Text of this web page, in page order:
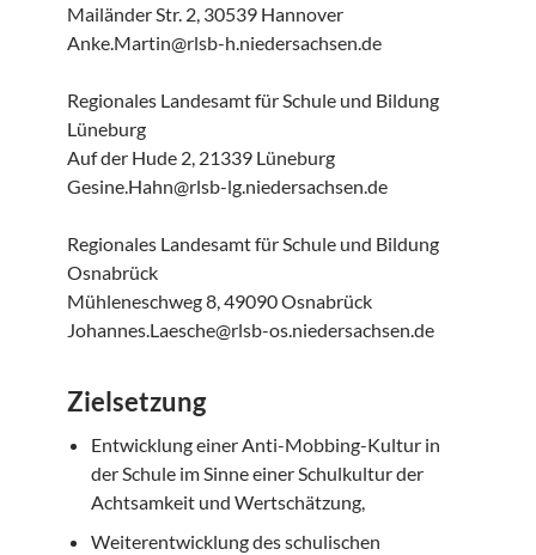
Mailänder Str. 2, 30539 Hannover
Anke.Martin@rlsb-h.niedersachsen.de
Regionales Landesamt für Schule und Bildung
Lüneburg
Auf der Hude 2, 21339 Lüneburg
Gesine.Hahn@rlsb-lg.niedersachsen.de
Regionales Landesamt für Schule und Bildung
Osnabrück
Mühleneschweg 8, 49090 Osnabrück
Johannes.Laesche@rlsb-os.niedersachsen.de
Zielsetzung
Entwicklung einer Anti-Mobbing-Kultur in
der Schule im Sinne einer Schulkultur der
Achtsamkeit und Wertschätzung,
Weiterentwicklung des schulischen